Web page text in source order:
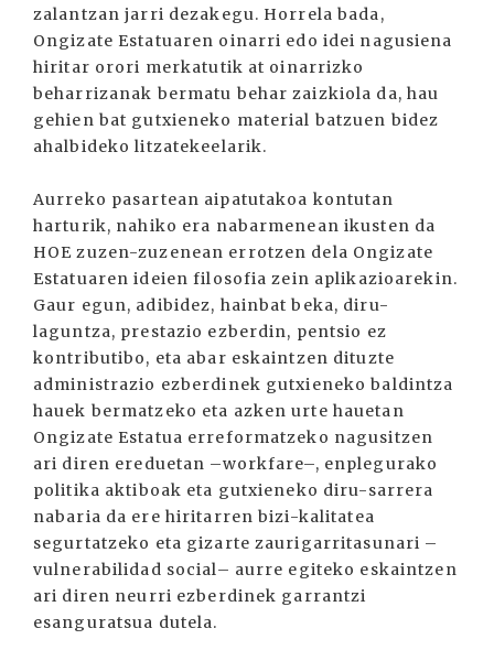
zalantzan jarri dezakegu. Horrela bada,
Ongizate Estatuaren oinarri edo idei nagusiena
hiritar orori merkatutik at oinarrizko
beharrizanak bermatu behar zaizkiola da, hau
gehien bat gutxieneko material batzuen bidez
ahalbideko litzatekeelarik.
Aurreko pasartean aipatutakoa kontutan
harturik, nahiko era nabarmenean ikusten da
HOE zuzen-zuzenean errotzen dela Ongizate
Estatuaren ideien filosofia zein aplikazioarekin.
Gaur egun, adibidez, hainbat beka, diru-
laguntza, prestazio ezberdin, pentsio ez
kontributibo, eta abar eskaintzen dituzte
administrazio ezberdinek gutxieneko baldintza
hauek bermatzeko eta azken urte hauetan
Ongizate Estatua erreformatzeko nagusitzen
ari diren ereduetan –workfare–, enplegurako
politika aktiboak eta gutxieneko diru-sarrera
nabaria da ere hiritarren bizi-kalitatea
segurtatzeko eta gizarte zaurigarritasunari –
vulnerabilidad social– aurre egiteko eskaintzen
ari diren neurri ezberdinek garrantzi
esanguratsua dutela.